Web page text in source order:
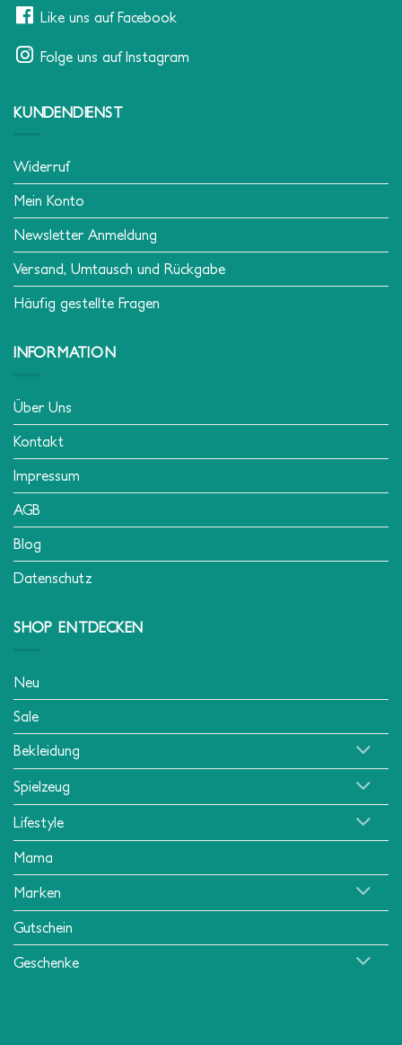
Like uns auf Facebook
Folge uns auf Instagram
KUNDENDIENST
Widerruf
Mein Konto
Newsletter Anmeldung
Versand, Umtausch und Rückgabe
Häufig gestellte Fragen
INFORMATION
Über Uns
Kontakt
Impressum
AGB
Blog
Datenschutz
SHOP ENTDECKEN
Neu
Sale
Bekleidung
Spielzeug
Lifestyle
Mama
Marken
Gutschein
Geschenke